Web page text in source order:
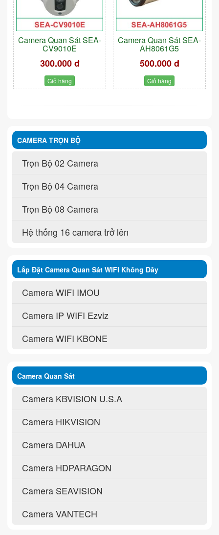
Camera Quan Sát SEA-
CV9010E
300.000 đ
Giỏ hàng
Camera Quan Sát SEA-
AH8061G5
500.000 đ
Giỏ hàng
CAMERA TRỌN BỘ
Trọn Bộ 02 Camera
Trọn Bộ 04 Camera
Trọn Bộ 08 Camera
Hệ thống 16 camera trở lên
Lắp Đặt Camera Quan Sát WIFI Không Dây
Camera WIFI IMOU
Camera IP WIFI Ezviz
Camera WIFI KBONE
Camera Quan Sát
Camera KBVISION U.S.A
Camera HIKVISION
Camera DAHUA
Camera HDPARAGON
Camera SEAVISION
Camera VANTECH